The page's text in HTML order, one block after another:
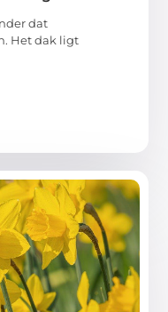
dat
Het dak ligt